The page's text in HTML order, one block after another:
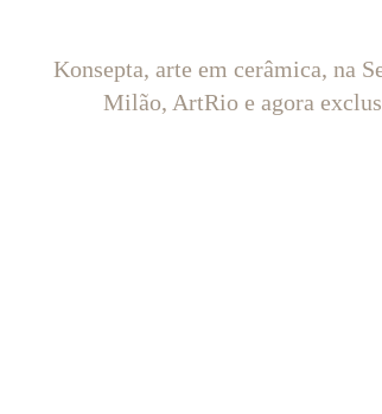
Konsepta, arte em cerâmica, na
Milão, ArtRio e agora